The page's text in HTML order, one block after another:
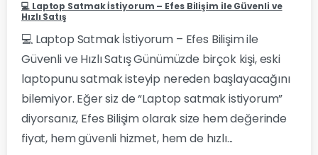
💻 Laptop Satmak İstiyorum – Efes Bilişim ile Güvenli ve
Hızlı Satış
💻 Laptop Satmak İstiyorum – Efes Bilişim ile
Güvenli ve Hızlı Satış Günümüzde birçok kişi, eski
laptopunu satmak isteyip nereden başlayacağını
bilemiyor. Eğer siz de “Laptop satmak istiyorum”
diyorsanız, Efes Bilişim olarak size hem değerinde
fiyat, hem güvenli hizmet, hem de hızlı...